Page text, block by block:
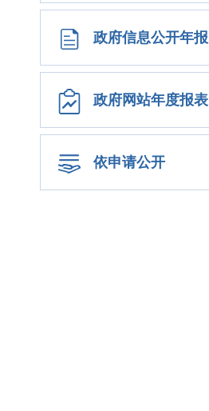
政府信息公开年报
政府网站年度报表
依申请公开